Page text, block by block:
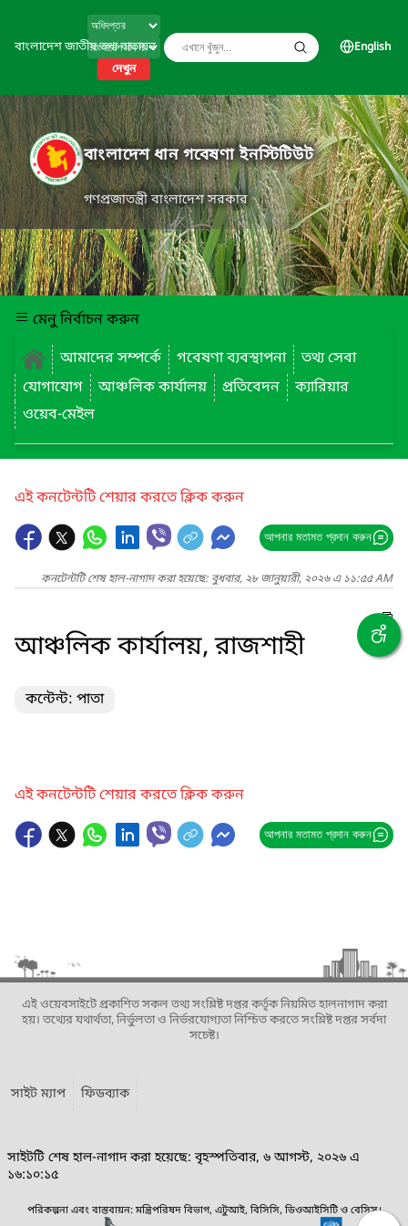
বাংলাদেশ জাতীয় তথ্য বাতায়ন
দেখুন
English
বাংলাদেশ ধান গবেষণা ইনস্টিটিউট
গণপ্রজাতন্ত্রী বাংলাদেশ সরকার
মেনু নির্বাচন করুন
আমাদের সম্পর্কে
গবেষণা ব্যবস্থাপনা
তথ্য সেবা
যোগাযোগ
আঞ্চলিক কার্যালয় প্রতিবেদন
ক্যারিয়ার
ওয়েব-মেইল
এই কনটেন্টটি শেয়ার করতে ক্লিক করুন
আপনার মতামত প্রদান করুন
কনটেন্টটি শেষ হাল-নাগাদ করা হয়েছে: বুধবার, ২৮ জানুয়ারী, ২০২৬ এ ১১:৫৫ AM
আঞ্চলিক কার্যালয়, রাজশাহী
কন্টেন্ট: পাতা
এই কনটেন্টটি শেয়ার করতে ক্লিক করুন
আপনার মতামত প্রদান করুন
এই ওয়েবসাইটে প্রকাশিত সকল তথ্য সংশ্লিষ্ট দপ্তর কর্তৃক নিয়মিত হালনাগাদ করা
হয়। তথ্যের যথার্থতা, নির্ভুলতা ও নির্ভরযোগ্যতা নিশ্চিত করতে সংশ্লিষ্ট দপ্তর সর্বদা
সচেষ্ট।
সাইট ম্যাপ ফিডব্যাক
সাইটটি শেষ হাল-নাগাদ করা হয়েছে: বৃহস্পতিবার, ৬ আগস্ট, ২০২৬ এ
১৬:১০:১৫
পরিকল্পনা এবং বাস্তবায়ন: মন্ত্রিপরিষদ বিভাগ, এটুআই, বিসিসি, ডিওআইসিটি ও বেসিস।